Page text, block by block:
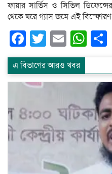
ফায়ার সার্ভিস ও সিভিল
থেকে ঘরে গ্যাস জমে এই বিস্ফোরণ
Facebook
Twitter
Email
এ বিভাগের আরও খবর